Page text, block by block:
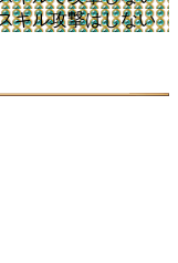
キル攻撃はしない